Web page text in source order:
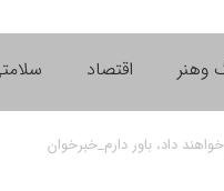
وهنر اقتصاد
داد، باور دارم_خبرخوان